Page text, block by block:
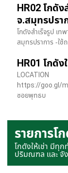
HR02 โกดัง
จ.สมุทรปรา
โกดังสำเร็จรูป เ
สมุทรปราการ -ใช้ถ
HR01 โกดั
LOCATION
https://goo.gl/
ซอยพุทธบ
รายการ
โกดังให้เช่า มีทุก
ปริมณฑล และ จั